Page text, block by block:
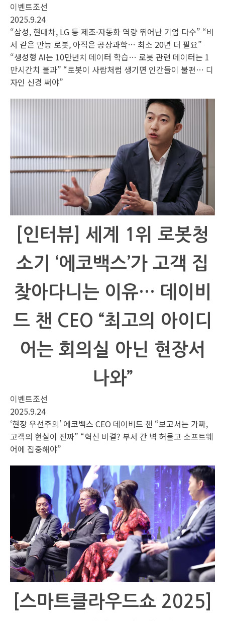
이벤트조선
2025.9.24
“삼성, 현대차, LG 등 제조·자동화 역량 뛰어난 기업 다수” “비
서 같은 만능 로봇, 아직은 공상과학… 최소 20년 더 필요”
“생성형 AI는 10만년치 데이터 학습… 로봇 관련 데이터는 1
만시간치 불과” “로봇이 사람처럼 생기면 인간들이 불편… 디
자인 신경 써야”
[인터뷰] 세계 1위 로봇청
소기 ‘에코백스’가 고객 집
찾아다니는 이유… 데이비
드 챈 CEO “최고의 아이디
어는 회의실 아닌 현장서
나와”
이벤트조선
2025.9.24
‘현장 우선주의’ 에코백스 CEO 데이비드 챈 “보고서는 가짜,
고객의 현실이 진짜” “혁신 비결? 부서 간 벽 허물고 소프트웨
어에 집중해야”
[스마트클라우드쇼 2025]